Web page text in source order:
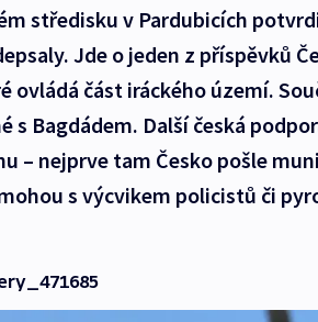
středisku v Pardubicích
Jde o jeden z příspěvků
ovládá část iráckého území.
s Bagdádem. Další česká
– nejprve tam Česko pošle
s výcvikem policistů či